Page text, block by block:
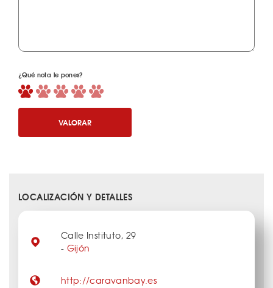
¿Qué nota le pones?
VALORAR
LOCALIZACIÓN Y DETALLES
Calle Instituto, 29
- Gijón
http://caravanbay.es